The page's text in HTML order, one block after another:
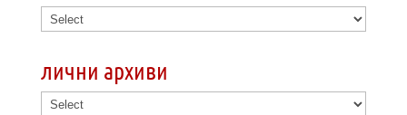
лични архиви